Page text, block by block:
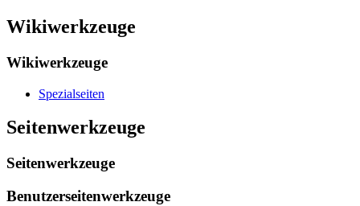
Wikiwerkzeuge
Wikiwerkzeuge
Spezialseiten
Seitenwerkzeuge
Seitenwerkzeuge
Benutzerseitenwerkzeuge